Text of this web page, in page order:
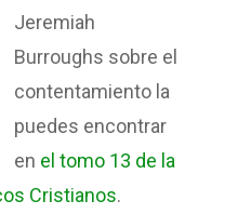
Jeremiah
Burroughs sobre el
contentamiento la
puedes encontrar
en el tomo 13 de la
Cristianos.